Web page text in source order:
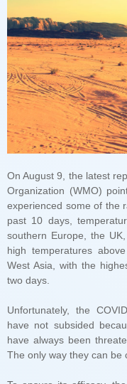
two days.
The only way they can be